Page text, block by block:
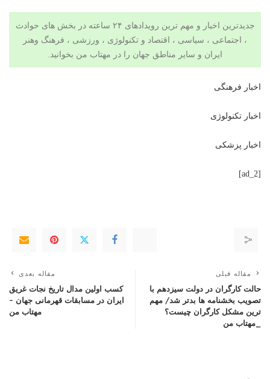
جدیدترین اخبار و مهم ترین رویدادهای ۲۴ ساعته در بخش های حوادث
، اجتماعی ، سیاسی ، اقتصاد و تکنولوژی ، ورزشی ، فرهنگ وهنر
ایران و سایر مناطق جهان را در مهتاب من بخوانید.
اخبار فرهنگی
اخبار تکنولوژی
اخبار پزشکی
[ad_2]
مقاله قبلی
حالت کارگران در دولت سیزدهم با
تصویب بخشنامه ها بدتر شد/ مهم
ترین مشکل کارگران چیست؟
_مهتاب من
مقاله بعدی
کسب اولین مدال تاریخ نجات غریق
ایران در مسابقات قهرمانی جهان –
مهتاب من